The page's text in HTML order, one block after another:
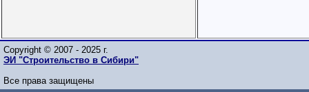
Copyright © 2007 - 2025 г.
ЭИ "Строительство в Сибири"
Все права защищены